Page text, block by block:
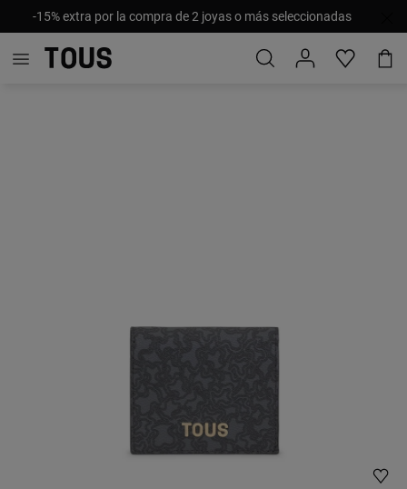
-15% extra por la compra de 2 joyas o más seleccionadas